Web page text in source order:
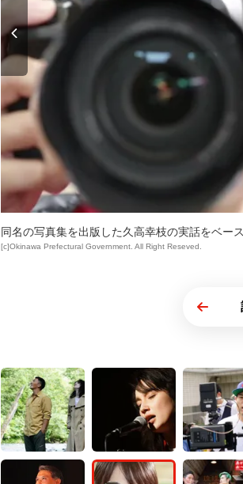
同名の写真集を出版した久高幸枝の実話をベー
[c]Okinawa Prefectural Government. All Right Reseved.